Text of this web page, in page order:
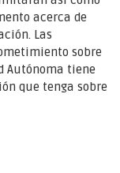
acerca de
Las
sobre
Autónoma tiene
que tenga sobre